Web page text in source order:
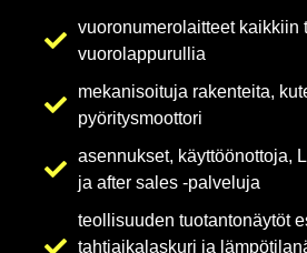
vuoronumerolaitteet kaikkiin
vuorolappurullia
mekanisoituja rakenteita,
pyöritysmoottori
asennukset, käyttöönottoja,
ja after sales -palveluja
teollisuuden tuotantonäytöt
tahtiaikalaskuri ja